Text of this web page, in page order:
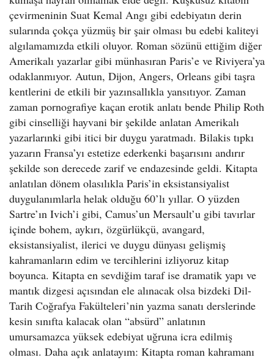
çevirmeninin Suat Kemal Angı gibi edebiyatın derin
sularında çokça yüzmüş bir şair olması bu edebi kaliteyi
algılamamızda etkili oluyor. Roman sözünü ettiğim diğer
Amerikalı yazarlar gibi münhasıran Paris’e ve Riviyera’ya
odaklanmıyor. Autun, Dijon, Angers, Orleans gibi taşra
kentlerini de etkili bir yazınsallıkla yansıtıyor. Zaman
zaman pornografiye kaçan erotik anlatı bende Philip Roth
gibi cinselliği hayvani bir şekilde anlatan Amerikalı
yazarlarınki gibi itici bir duygu yaratmadı. Bilakis tıpkı
yazarın Fransa’yı estetize ederkenki başarısını andırır
şekilde son derecede zarif ve endazesinde geldi. Kitapta
anlatılan dönem olasılıkla Paris’in eksistansiyalist
duygulanımlarla helak olduğu 60’lı yıllar. O yüzden
Sartre’ın Ivich’i gibi, Camus’un Mersault’u gibi tavırlar
içinde bohem, aykırı, özgürlükçü, avangard,
eksistansiyalist, ilerici ve duygu dünyası gelişmiş
kahramanların edim ve tercihlerini izliyoruz kitap
boyunca. Kitapta en sevdiğim taraf ise dramatik yapı ve
mantık dizgesi açısından ele alınacak olsa bizdeki Dil-
Tarih Coğrafya Fakülteleri’nin yazma sanatı derslerinde
kesin sınıfta kalacak olan “absürd” anlatının
umursamazca yüksek edebiyat uğruna icra edilmiş
olması. Daha açık anlatayım: Kitapta roman kahramanı